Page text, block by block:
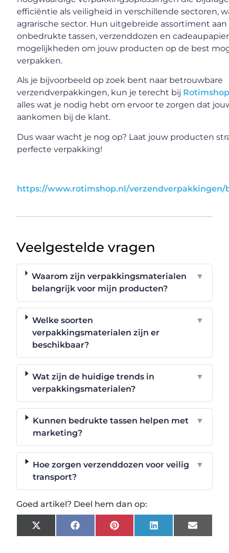
efficiëntie als veiligheid in verschillende sectoren,
agrarische sector. Hun uitgebreide assortiment
onbedrukte tassen, verzenddozen en
mogelijkheden om jouw producten op de best
verpakken.
Als je bijvoorbeeld op zoek bent naar betrouwbare
verzendverpakkingen, kun je terecht bij
alles wat je nodig hebt om ervoor te zorgen dat
aankomen bij de klant.
Dus waar wacht je nog op? Laat jouw producten
perfecte verpakking!
https://www.rotimshop.nl/verzendverpakkingen/
Veelgestelde vragen
Waarom zijn verpakkingsmaterialen
belangrijk voor mijn producten?
▼
Welke soorten
verpakkingsmaterialen zijn er
beschikbaar?
▼
Wat zijn de huidige trends in
verpakkingsmaterialen?
▼
Kunnen bedrukte tassen helpen met
marketing?
▼
Hoe zorgen verzenddozen voor veilig
transport?
▼
Goed artikel? Deel hem dan op:
X
(Twitter)
FacebookPinterestLinkedInEmail